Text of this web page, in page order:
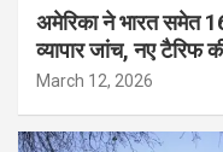
अमेरिका ने भारत समेत
व्यापार जांच, नए टैरिफ
March 12, 2026